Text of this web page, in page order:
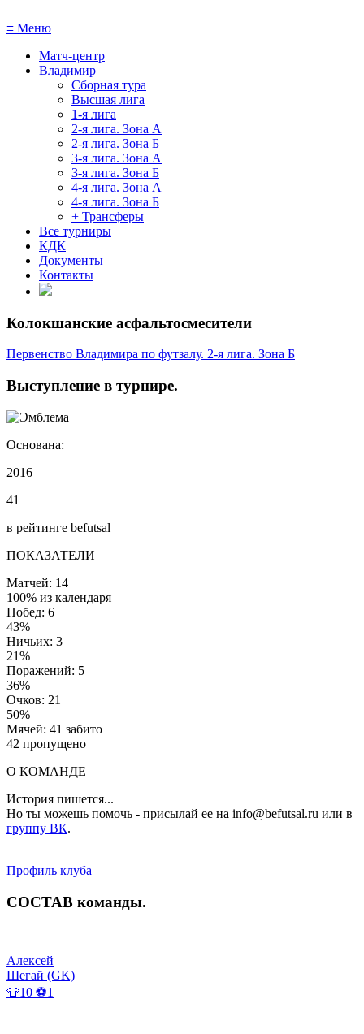
≡ Меню
Матч-центр
Владимир
Сборная тура
Высшая лига
1-я лига
2-я лига. Зона А
2-я лига. Зона Б
3-я лига. Зона А
3-я лига. Зона Б
4-я лига. Зона А
4-я лига. Зона Б
+ Трансферы
Все турниры
КДК
Документы
Контакты
Колокшанские асфальтосмесители
Первенство Владимира по футзалу. 2-я лига. Зона Б
Выступление в турнире.
Основана:
2016
41
в рейтинге befutsal
ПОКАЗАТЕЛИ
Матчей: 14
100% из календаря
Побед: 6
43%
Ничьих: 3
21%
Поражений: 5
36%
Очков: 21
50%
Мячей: 41 забито
42 пропущено
О КОМАНДЕ
История пишется...
Но ты можешь помочь - присылай ее на info@befutsal.ru или в
группу ВК.
Профиль клуба
СОСТАВ команды.
Алексей
Шегай (GK)
👕10 ⚽1